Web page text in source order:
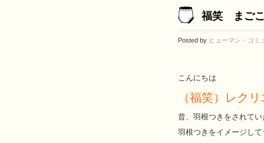
福笑 まごこ
Posted by ヒューマン・コミ
こんにちは
（福笑）レク
昔、羽根つきをされて
羽根つきをイメージし